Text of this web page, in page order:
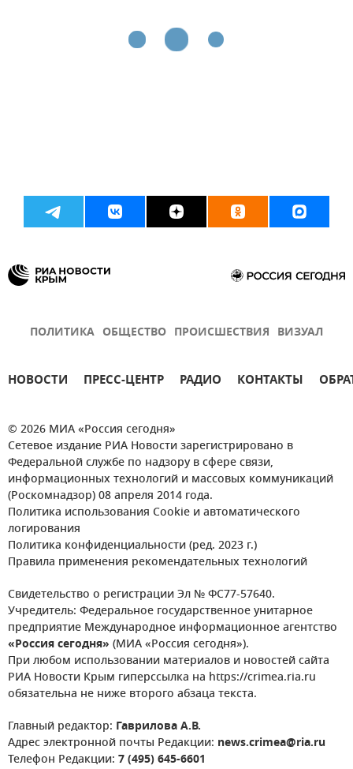
ПОЛИТИКА ОБЩЕСТВО ПРОИСШЕСТВИЯ ВИЗУАЛ
НОВОСТИ ПРЕСС-ЦЕНТР РАДИО КОНТАКТЫ
© 2026 МИА «Россия сегодня»
Сетевое издание РИА Новости зарегистрировано в
Федеральной службе по надзору в сфере связи,
информационных технологий и массовых коммуникаций
(Роскомнадзор) 08 апреля 2014 года.
Политика использования Cookie и автоматического
логирования
Политика конфиденциальности (ред. 2023 г.)
Правила применения рекомендательных технологий
Свидетельство о регистрации Эл № ФС77-57640.
Учредитель: Федеральное государственное унитарное
предприятие Международное информационное агентство
«Россия сегодня» (МИА «Россия сегодня»).
При любом использовании материалов и новостей сайта
РИА Новости Крым гиперссылка на https://crimea.ria.ru
обязательна не ниже второго абзаца текста.
Главный редактор: Гаврилова А.В.
Адрес электронной почты Редакции: news.crimea@ria.ru
Телефон Редакции: 7 (495) 645-6601